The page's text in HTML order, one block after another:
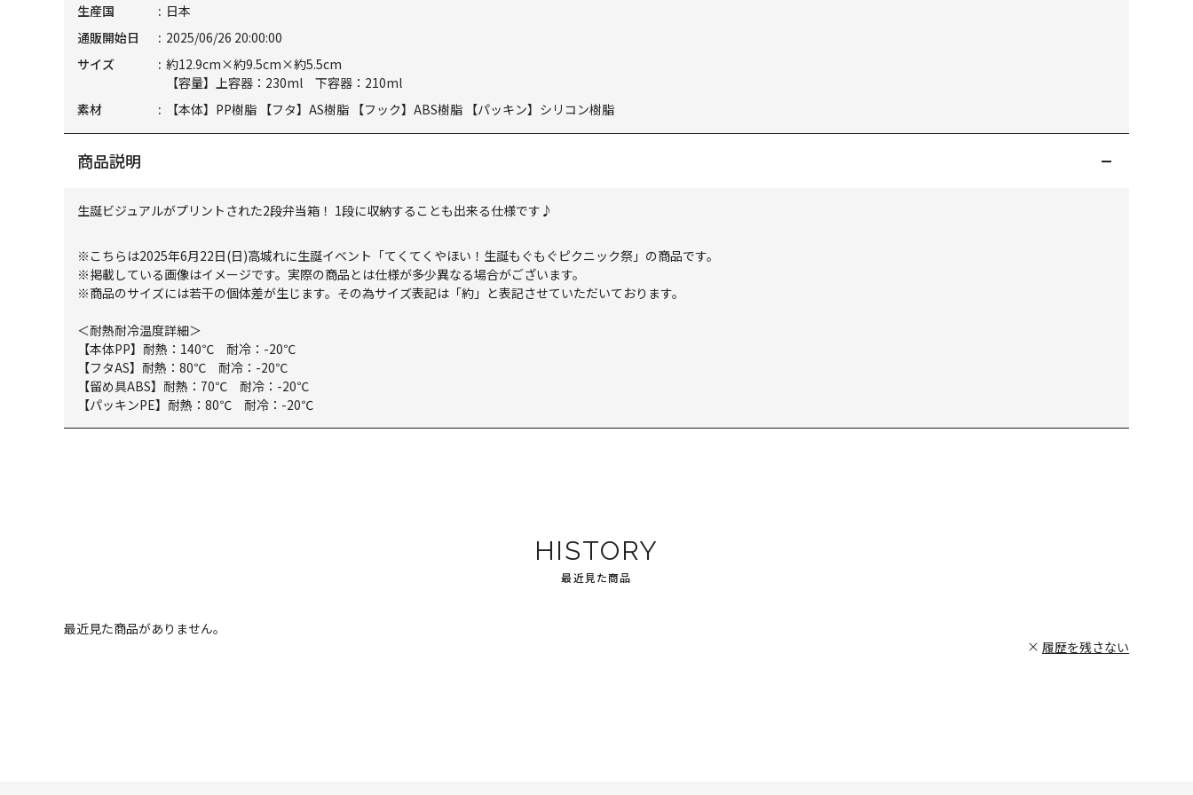
生産国
日本
通販開始日
2025/06/26 20:00:00
サイズ
約12.9cm×約9.5cm×約5.5cm
【容量】上容器：230ml 下容器：210ml
素材
【本体】PP樹脂 【フタ】AS樹脂 【フック】ABS樹脂 【パッキン】シリコン樹脂
商品説明
生誕ビジュアルがプリントされた2段弁当箱！ 1段に収納することも出来る仕様です♪
※こちらは2025年6月22日(日)高城れに生誕イベント「てくてくやほい！生誕もぐもぐピクニック祭」の商品です。
※掲載している画像はイメージです。実際の商品とは仕様が多少異なる場合がございます。
※商品のサイズには若干の個体差が生じます。その為サイズ表記は「約」と表記させていただいております。
＜耐熱耐冷温度詳細＞
【本体PP】耐熱：140℃ 耐冷：-20℃
【フタAS】耐熱：80℃ 耐冷：-20℃
【留め具ABS】耐熱：70℃ 耐冷：-20℃
【パッキンPE】耐熱：80℃ 耐冷：-20℃
HISTORY
最近見た商品
最近見た商品がありません。
履歴を残さない